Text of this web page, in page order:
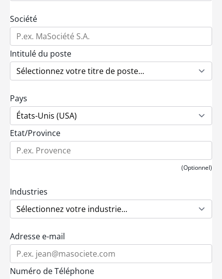
Société
Intitulé du poste
Pays
Etat/Province
(Optionnel)
Industries
Adresse e-mail
Numéro de Téléphone